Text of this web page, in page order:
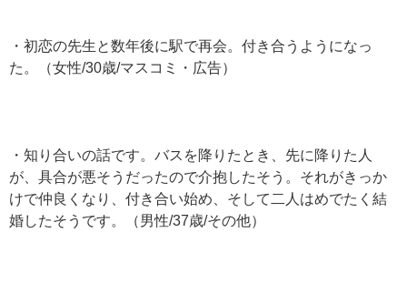
・初恋の先生と数年後に駅で再会。付き合うようになっ
た。（女性/30歳/マスコミ・広告）
・知り合いの話です。バスを降りたとき、先に降りた人
が、具合が悪そうだったので介抱したそう。それがきっか
けで仲良くなり、付き合い始め、そして二人はめでたく結
婚したそうです。（男性/37歳/その他）